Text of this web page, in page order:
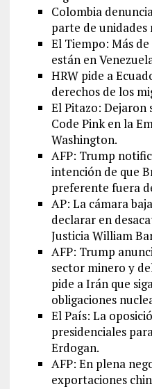
Colombia
parte de unidades
El Tiempo: Más
están en
HRW pide a
derechos de los
El Pitazo: Dejaron
Code Pink en la
Washington.
AFP: Trump
intención de que
preferente fuera
AP: La cámara
declarar en
Justicia William
AFP: Trump
sector minero y
pide a Irán que
obligaciones
El País: La
presidenciales
Erdogan.
AFP: En plena
exportaciones